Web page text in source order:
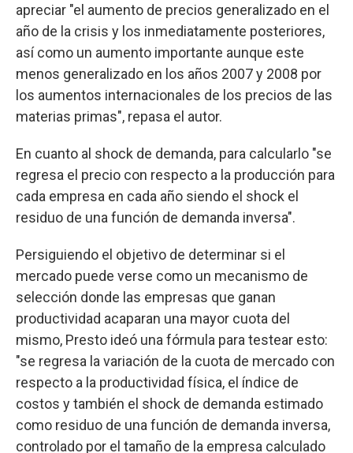
apreciar "el aumento de precios generalizado en el
año de la crisis y los inmediatamente posteriores,
así como un aumento importante aunque este
menos generalizado en los años 2007 y 2008 por
los aumentos internacionales de los precios de las
materias primas", repasa el autor.
En cuanto al shock de demanda, para calcularlo "se
regresa el precio con respecto a la producción para
cada empresa en cada año siendo el shock el
residuo de una función de demanda inversa".
Persiguiendo el objetivo de determinar si el
mercado puede verse como un mecanismo de
selección donde las empresas que ganan
productividad acaparan una mayor cuota del
mismo, Presto ideó una fórmula para testear esto:
"se regresa la variación de la cuota de mercado con
respecto a la productividad física, el índice de
costos y también el shock de demanda estimado
como residuo de una función de demanda inversa,
controlado por el tamaño de la empresa calculado